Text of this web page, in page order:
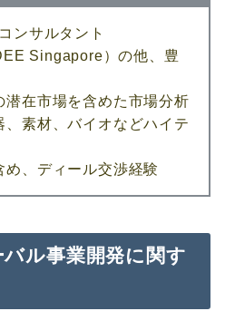
ンサルタント
Singapore）の他、豊
潜在市場を含めた市場分析
、素材、バイオなどハイテ
め、ディール交渉経験
ル事業開発に関す